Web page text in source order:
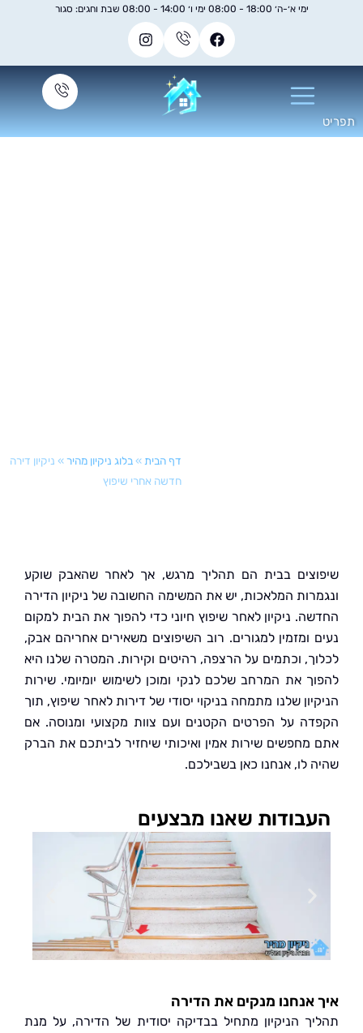
»בלוג ניקיון מהיר »ניקיון דירה
חדשה אחרי שיפוץ
בבית הם תהליך מרגש, אך לאחר שהאבק שוקע
המלאכות, יש את המשימה החשובה של ניקיון הדירה
ניקיון לאחר שיפוץ חיוני כדי להפוך את הבית למקום
ומזמין למגורים. רוב השיפוצים משאירים אחריהם אבק,
וכתמים על הרצפה, רהיטים וקירות. המטרה שלנו היא
את המרחב שלכם לנקי ומוכן לשימוש יומיומי. שירות
שלנו מתמחה בניקוי יסודי של דירות לאחר שיפוץ, תוך
על הפרטים הקטנים ועם צוות מקצועי ומנוסה. אם
שירות אמין ואיכותי שיחזיר לביתכם את הברק
לו, אנחנו כאן בשבילכם.
שאנו מבצעים
אנחנו מנקים את הדירה
הניקיון מתחיל בבדיקה יסודית של הדירה, על מנת